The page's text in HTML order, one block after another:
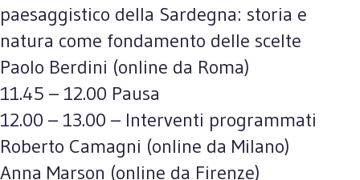
paesaggistico della Sardegna: storia e
natura come fondamento delle scelte
Paolo Berdini (online da Roma)
11.45 – 12.00 Pausa
12.00 – 13.00 – Interventi programmati
Roberto Camagni (online da Milano)
Anna Marson (online da Firenze)